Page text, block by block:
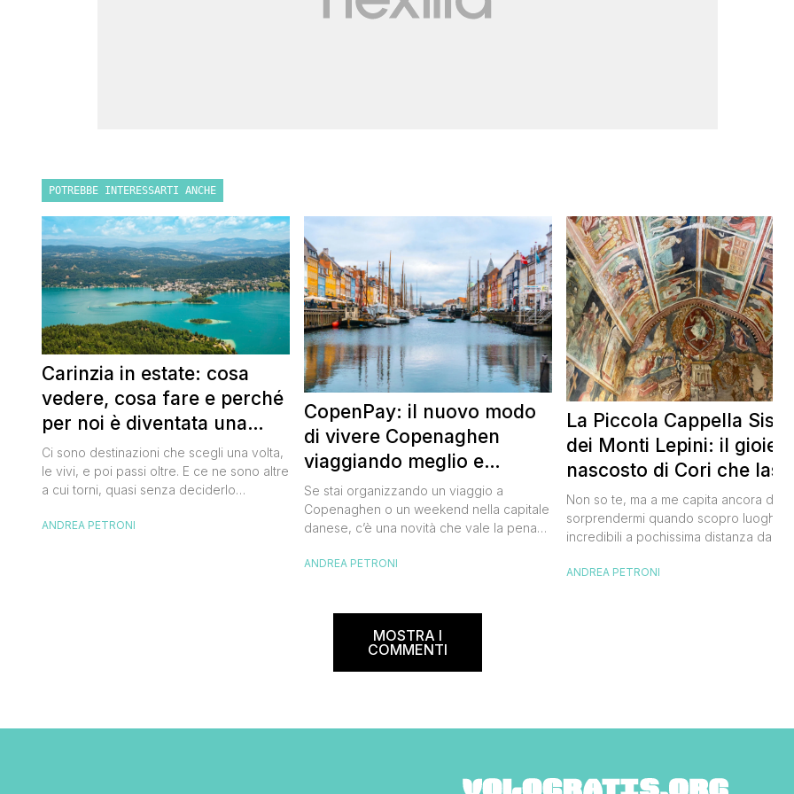
POTREBBE INTERESSARTI ANCHE
Carinzia in estate: cosa
vedere, cosa fare e perché
per noi è diventata una
destinazione del cuore
Ci sono destinazioni che scegli una volta,
le vivi, e poi passi oltre. E ce ne sono altre
a cui torni, quasi senza deciderlo
richiamarti indietro più che il contrario. Per
ANDREA PETRONI
CopenPay: il nuovo modo
di vivere Copenaghen
viaggiando meglio e
spendendo meno
Se stai organizzando un viaggio a
Copenaghen o un weekend nella capitale
danese, c’è una novità che vale la pena
CopenPay ed è un’iniziativa che premia i
ampliato nel 2025 e rinnovato nel […]
ANDREA PETRONI
La Piccola Cappella
dei Monti Lepini: il gioiello
nascosto di Cori che
senza parole
Non so te, ma a me capita ancora di
sorprendermi quando scopro luoghi
incredibili a pochissima distanza da
non lo conoscessi prima?”. L’Oratorio
ANDREA PETRONI
MOSTRA I
COMMENTI